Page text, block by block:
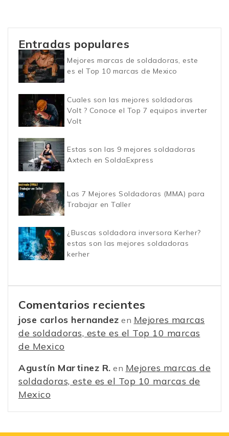
Entradas populares
Mejores marcas de soldadoras, este
es el Top 10 marcas de Mexico
Cuales son las mejores soldadoras
Volt ? Conoce el Top 7 equipos inverter
Volt
Estas son las 9 mejores soldadoras
Axtech en SoldaExpress
Las 7 Mejores Soldadoras (MMA) para
Trabajar en Taller
¿Buscas soldadora inversora Kerher?
estas son las mejores soldadoras
kerher
Comentarios recientes
jose carlos hernandez en Mejores marcas
de soldadoras, este es el Top 10 marcas
de Mexico
Agustín Martinez R. en Mejores marcas de
soldadoras, este es el Top 10 marcas de
Mexico